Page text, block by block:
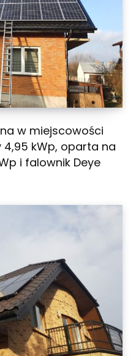
w miejscowości
4,95 kWp, oparta na
i falownik Deye